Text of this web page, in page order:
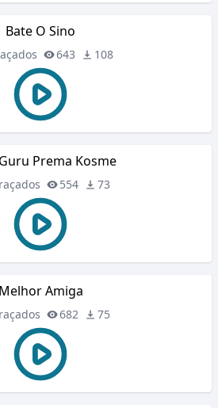
Bate O Sino
643 108
Prema Kosme
554 73
Melhor Amiga
682 75